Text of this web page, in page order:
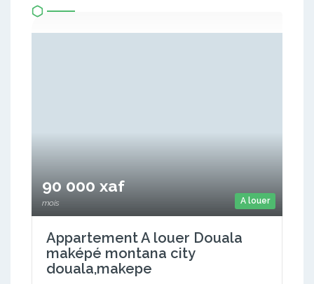
A louer
90 000 xaf
mois
Appartement A louer Douala
maképé montana city
douala,makepe